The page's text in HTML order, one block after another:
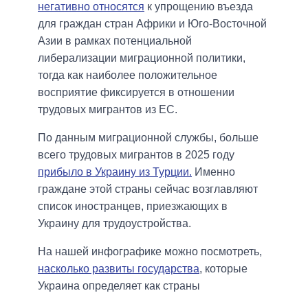
негативно относятся к упрощению въезда
для граждан стран Африки и Юго-Восточной
Азии в рамках потенциальной
либерализации миграционной политики,
тогда как наиболее положительное
восприятие фиксируется в отношении
трудовых мигрантов из ЕС.
По данным миграционной службы, больше
всего трудовых мигрантов в 2025 году
прибыло в Украину из Турции. Именно
граждане этой страны сейчас возглавляют
список иностранцев, приезжающих в
Украину для трудоустройства.
На нашей инфографике можно посмотреть,
насколько развиты государства, которые
Украина определяет как страны